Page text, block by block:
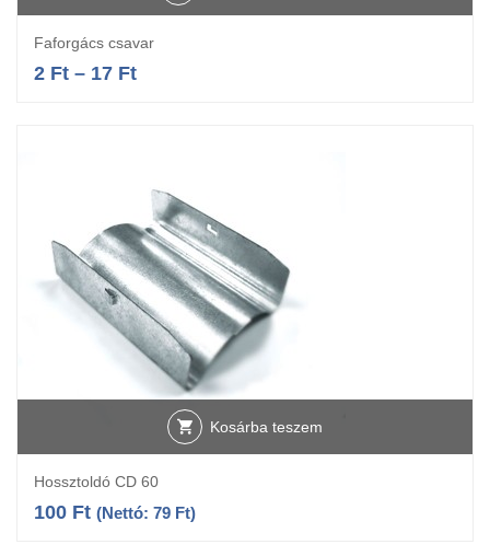
Faforgács csavar
2 Ft – 17 Ft
Kosárba teszem
Hossztoldó CD 60
100 Ft (Nettó: 79 Ft)